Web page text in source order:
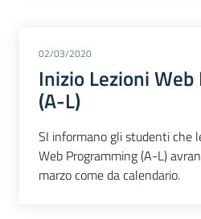
02/03/2020
Inizio Lezioni
(A-L)
SI informano gli studenti che
Web Programming (A-L)
marzo come da calendario.